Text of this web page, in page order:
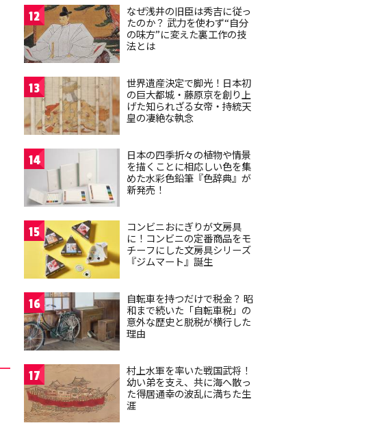
12
なぜ浅井の旧臣は秀吉に従っ
たのか？ 武力を使わず“自分
の味方”に変えた裏工作の技
法とは
13
世界遺産決定で脚光！日本初
の巨大都城・藤原京を創り上
げた知られざる女帝・持統天
皇の凄絶な執念
14
日本の四季折々の植物や情景
を描くことに相応しい色を集
めた水彩色鉛筆『色辞典』が
新発売！
15
コンビニおにぎりが文房具
に！コンビニの定番商品をモ
チーフにした文房具シリーズ
『ジムマート』誕生
16
自転車を持つだけで税金？ 昭
和まで続いた「自転車税」の
意外な歴史と脱税が横行した
理由
17
村上水軍を率いた戦国武将！
幼い弟を支え、共に海へ散っ
た得居通幸の波乱に満ちた生
涯